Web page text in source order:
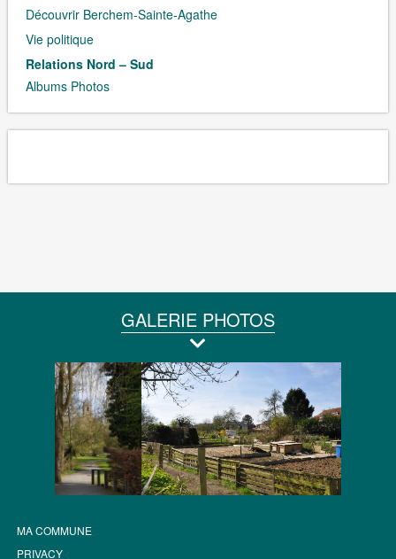
Découvrir Berchem-Sainte-Agathe
Vie politique
Relations Nord – Sud
Albums Photos
GALERIE PHOTOS
MA COMMUNE
PRIVACY